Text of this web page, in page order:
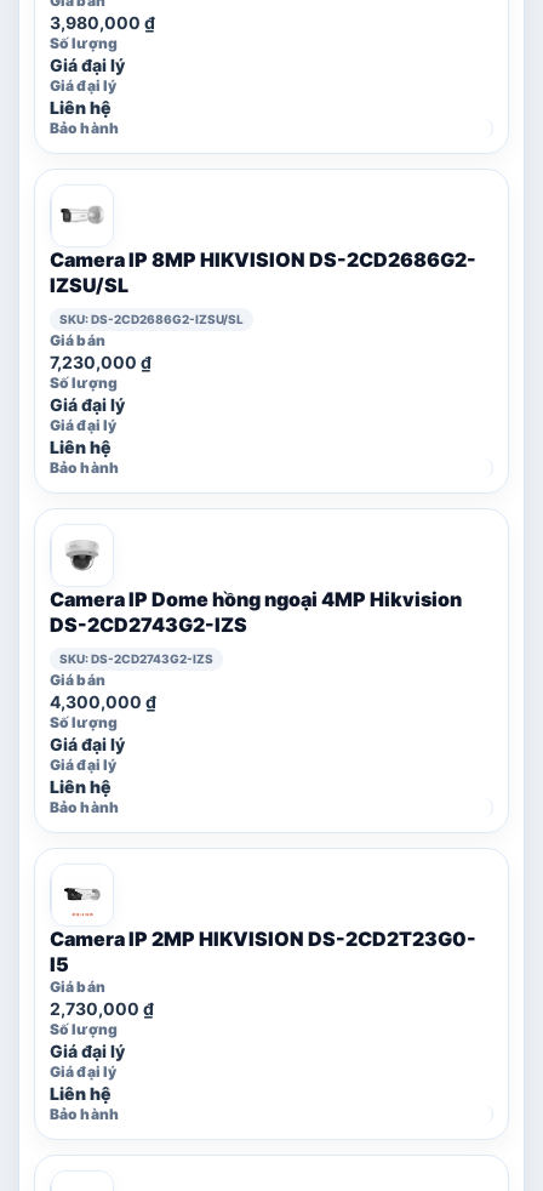
3,980,000 ₫
Giá đại lý
Liên hệ
Camera IP 8MP HIKVISION DS-2CD2686G2-
IZSU/SL
SKU: DS-2CD2686G2-IZSU/SL
7,230,000 ₫
Giá đại lý
Liên hệ
Camera IP Dome hồng ngoại 4MP Hikvision
DS-2CD2743G2-IZS
SKU: DS-2CD2743G2-IZS
4,300,000 ₫
Giá đại lý
Liên hệ
Camera IP 2MP HIKVISION DS-2CD2T23G0-
I5
2,730,000 ₫
Giá đại lý
Liên hệ